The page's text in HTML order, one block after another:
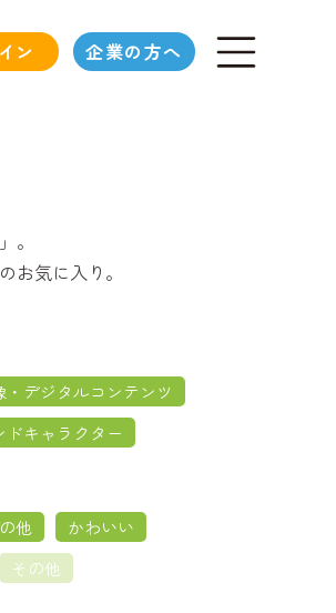
ン 企業の方へ
。
お気に入り。
・デジタルコンテンツ
ドキャラクター
他
かわいい
その他